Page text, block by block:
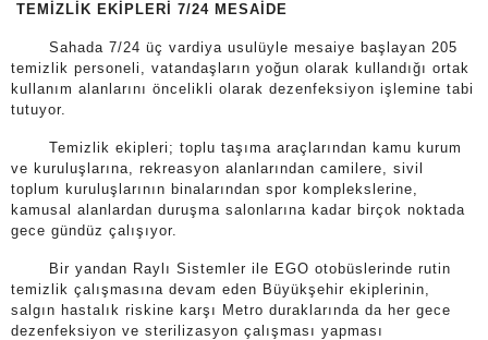
TEMİZLİK EKİPLERİ 7/24 MESAİDE
Sahada 7/24 üç vardiya usulüyle mesaiye başlayan 205
temizlik personeli, vatandaşların yoğun olarak kullandığı ortak
kullanım alanlarını öncelikli olarak dezenfeksiyon işlemine tabi
tutuyor.
Temizlik ekipleri; toplu taşıma araçlarından kamu kurum
ve kuruluşlarına, rekreasyon alanlarından camilere, sivil
toplum kuruluşlarının binalarından spor komplekslerine,
kamusal alanlardan duruşma salonlarına kadar birçok noktada
gece gündüz çalışıyor.
Bir yandan Raylı Sistemler ile EGO otobüslerinde rutin
temizlik çalışmasına devam eden Büyükşehir ekiplerinin,
salgın hastalık riskine karşı Metro duraklarında da her gece
dezenfeksiyon ve sterilizasyon çalışması yapması